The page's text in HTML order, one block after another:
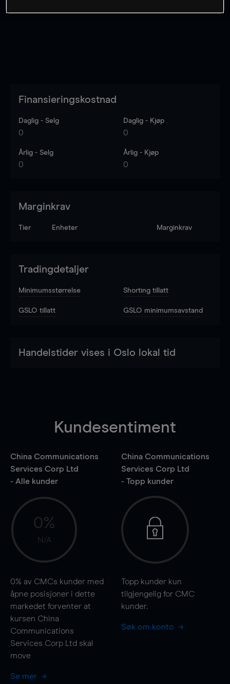
Finansieringskostnad
Daglig - Selg
0
Daglig - Kjøp
0
Årlig - Selg
0
Årlig - Kjøp
0
Marginkrav
Tier Enheter Marginkrav
Tradingdetaljer
Minimumsstørrelse Shorting tillatt
GSLO tillatt GSLO minimumsavstand
Handelstider vises i Oslo lokal tid
Kundesentiment
China Communications
Services Corp Ltd
- Alle kunder
0%
N/A
0% av CMCs kunder med
åpne posisjoner i dette
markedet forventer at
kursen China
Communications
Services Corp Ltd skal
move
Se mer
China Communications
Services Corp Ltd
- Topp kunder
Topp kunder kun
tilgjengelig for CMC
kunder.
Søk om konto